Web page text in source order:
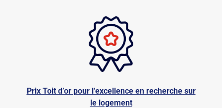
Prix Toit d’or pour l’excellence en recherche sur
le logement